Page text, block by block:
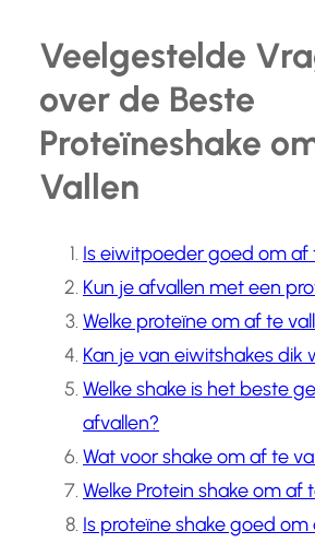
Veelgestelde
over de Beste
Proteïneshake
Vallen
Is eiwitpoeder goed om af
Kun je afvallen met een
Welke proteïne om af te
Kan je van eiwitshakes dik
Welke shake is het beste
afvallen?
Wat voor shake om af te
Welke Protein shake om af
Is proteïne shake goed om